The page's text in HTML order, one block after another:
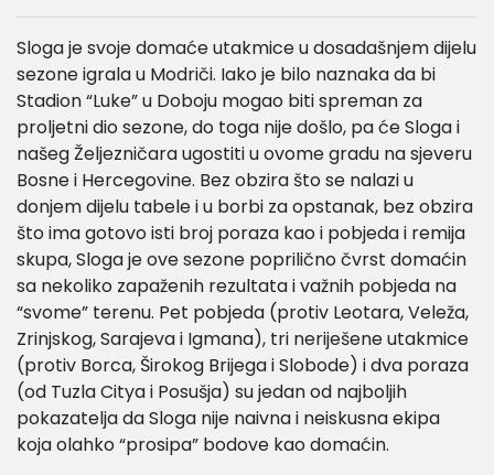
Sloga je svoje domaće utakmice u dosadašnjem dijelu
sezone igrala u Modriči. Iako je bilo naznaka da bi
Stadion “Luke” u Doboju mogao biti spreman za
proljetni dio sezone, do toga nije došlo, pa će Sloga i
našeg Željezničara ugostiti u ovome gradu na sjeveru
Bosne i Hercegovine. Bez obzira što se nalazi u
donjem dijelu tabele i u borbi za opstanak, bez obzira
što ima gotovo isti broj poraza kao i pobjeda i remija
skupa, Sloga je ove sezone poprilično čvrst domaćin
sa nekoliko zapaženih rezultata i važnih pobjeda na
“svome” terenu. Pet pobjeda (protiv Leotara, Veleža,
Zrinjskog, Sarajeva i Igmana), tri neriješene utakmice
(protiv Borca, Širokog Brijega i Slobode) i dva poraza
(od Tuzla Citya i Posušja) su jedan od najboljih
pokazatelja da Sloga nije naivna i neiskusna ekipa
koja olahko “prosipa” bodove kao domaćin.